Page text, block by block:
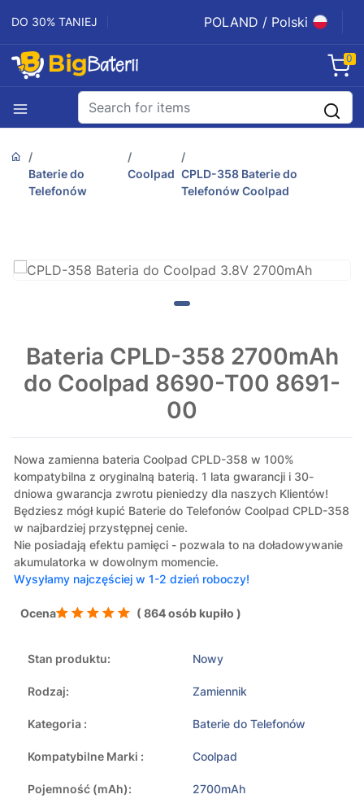
DO 30% TANIEJ POLAND / Polski
0
Baterie do
Telefonów
Coolpad CPLD-358 Baterie do
Telefonów Coolpad
Bateria CPLD-358 2700mAh
do Coolpad 8690-T00 8691-
00
Nowa zamienna bateria Coolpad CPLD-358 w 100%
kompatybilna z oryginalną baterią. 1 lata gwarancji i 30-
dniowa gwarancja zwrotu pieniedzy dla naszych Klientów!
Będziesz mógł kupić Baterie do Telefonów Coolpad CPLD-358
w najbardziej przystępnej cenie.
Nie posiadają efektu pamięci - pozwala to na doładowywanie
akumulatorka w dowolnym momencie.
Wysyłamy najczęściej w 1-2 dzień roboczy!
Ocena ( 864 osób kupiło )
Stan produktu: Nowy
Rodzaj: Zamiennik
Kategoria : Baterie do Telefonów
Kompatybilne Marki : Coolpad
Pojemność (mAh):
2700mAh